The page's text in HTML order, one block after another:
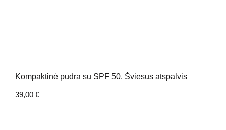
Kompaktinė pudra su SPF 50. Šviesus atspalvis
39,00 €